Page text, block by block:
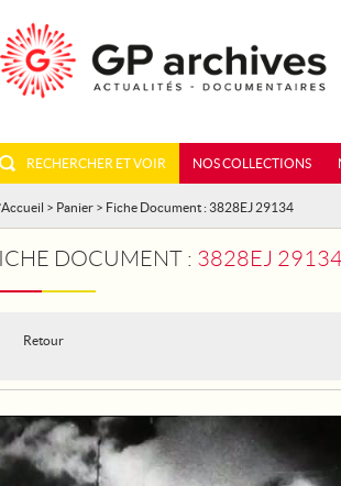
RECHERCHER ET VOIR NOS COLLECTIONS
Accueil > Panier > Fiche Document : 3828EJ 29134
DOCUMENT : 3828EJ 29134 - LE TOUR DE
Retour